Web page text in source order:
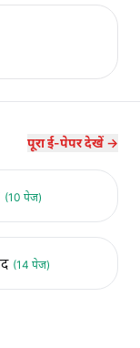
पूरा ई-पेपर देखें →
(10 पेज)
(14 पेज)